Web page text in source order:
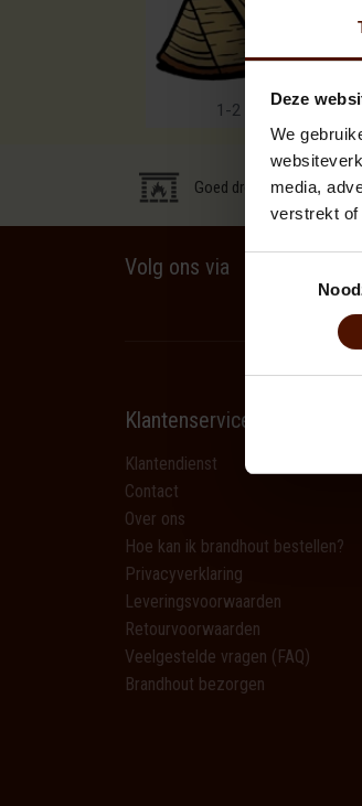
Deze
We
media,
verstrekt of
1-2 blokken
Goed droog en proper
Volg ons via
Klantenservice
Klantendienst
Contact
Over ons
Hoe kan ik brandhout bestellen?
Privacyverklaring
Leveringsvoorwaarden
Retourvoorwaarden
Veelgestelde vragen (FAQ)
Brandhout bezorgen